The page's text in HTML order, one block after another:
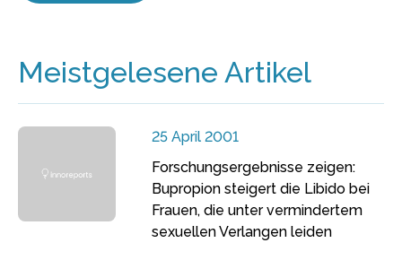
Meistgelesene Artikel
25 April 2001
Forschungsergebnisse zeigen:
Bupropion steigert die Libido bei
Frauen, die unter vermindertem
sexuellen Verlangen leiden